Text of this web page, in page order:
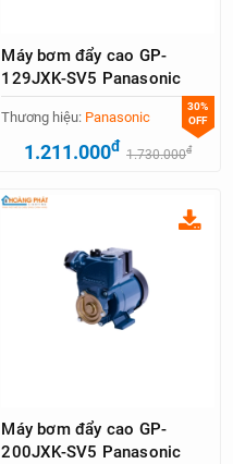
Máy bơm đẩy cao GP-
129JXK-SV5 Panasonic
30%
OFF
Thương hiệu: Panasonic
1.211.000đ 1.730.000đ
Máy bơm đẩy cao GP-
200JXK-SV5 Panasonic